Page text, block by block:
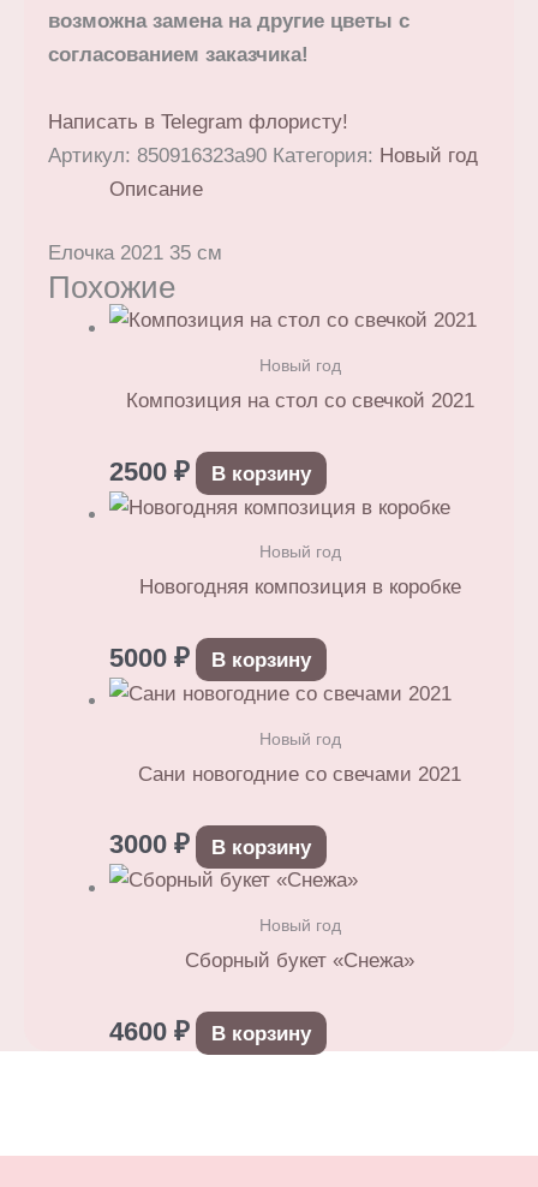
возможна замена на другие цветы с
согласованием заказчика!
Написать в Telegram флористу!
Артикул: 850916323a90 Категория: Новый год
Описание
Елочка 2021 35 см
Похожие
Новый год
Композиция на стол со свечкой 2021
2500 ₽ В корзину
Новый год
Новогодняя композиция в коробке
5000 ₽ В корзину
Новый год
Сани новогодние со свечами 2021
3000 ₽ В корзину
Новый год
Сборный букет «Снежа»
4600 ₽ В корзину